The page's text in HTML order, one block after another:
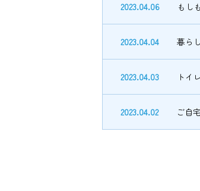
2023.04.06 もし
2023.04.04 暮ら
2023.04.03 トイ
2023.04.02 ご自